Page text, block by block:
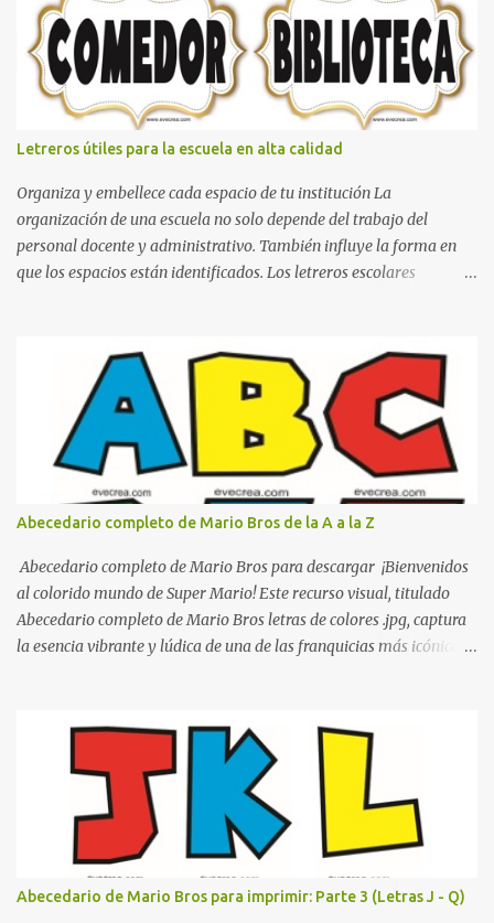
boxeo Ideas para decoraciones de fiestas infantiles Cosas bonitas
que se pueden hacer con gomas de coche
Letreros útiles para la escuela en alta calidad
Organiza y embellece cada espacio de tu institución La
organización de una escuela no solo depende del trabajo del
personal docente y administrativo. También influye la forma en
que los espacios están identificados. Los letreros escolares
decorativo que hace que la institución luzca más ordenada,
moderna y acogedora. Pensando en esta necesidad, he diseñado
una colección de letreros útiles para la escuela con un estilo
elegante, fácil de leer y listo para imprimir en alta calidad. Su
diseño busca combinar funcionalidad y estética, logrando que
cualquier institución educativa proyecte una imagen más
organizada y profesional. ¿Por qué son importantes los letreros
escolares? En una escuela conviven diariamente cientos de
personas. Para quienes visitan la institución por primera vez,
encontrar la biblioteca, la dirección o un aula específica puede
resultar c...
Abecedario completo de Mario Bros de la A a la Z
Abecedario completo de Mario Bros para descargar ¡Bienvenidos
al colorido mundo de Super Mario! Este recurso visual, titulado
Abecedario completo de Mario Bros letras de colores .jpg, captura
la esencia vibrante y lúdica de una de las franquicias más icónicas
tipografía clásica y robusta que los fans han reconocido por
décadas. En esta primera sección, el abecedario nos presenta:
Identidad Visual: Un diseño de bloques con bordes negros gruesos
que resaltan sobre cualquier fondo. Paleta de Colores: Una
secuencia dinámica que alterna entre el rojo de Mario, el verde de
Luigi, y los tonos azul y amarillo clásicos de los elementos del
juego. Contenido Actual: La imagen muestra la organización desde
la letra A hasta la M, estableciendo el estilo geométrico y divertido
Abecedario de Mario Bros para imprimir: Parte 3 (Letras J - Q)